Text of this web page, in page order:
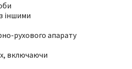
іншими
рухового апарату
включаючи